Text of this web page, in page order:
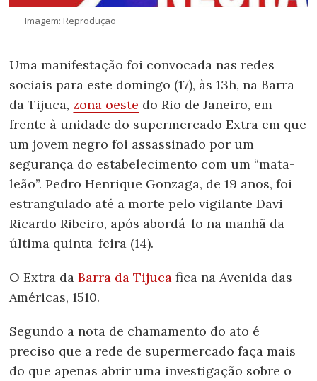
Imagem: Reprodução
Uma manifestação foi convocada nas redes
sociais para este domingo (17), às 13h, na Barra
da Tijuca, zona oeste do Rio de Janeiro, em
frente à unidade do supermercado Extra em que
um jovem negro foi assassinado por um
segurança do estabelecimento com um “mata-
leão”. Pedro Henrique Gonzaga, de 19 anos, foi
estrangulado até a morte pelo vigilante Davi
Ricardo Ribeiro, após abordá-lo na manhã da
última quinta-feira (14).
O Extra daBarra da Tijuca fica na Avenida das
Américas, 1510.
Segundo a nota de chamamento do ato é
preciso que a rede de supermercado faça mais
do que apenas abrir uma investigação sobre o